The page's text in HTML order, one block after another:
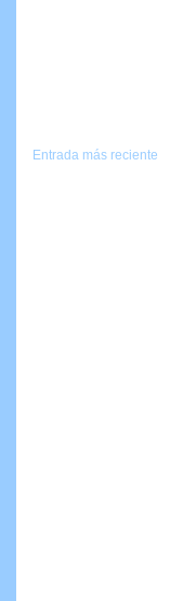
Entrada más reciente